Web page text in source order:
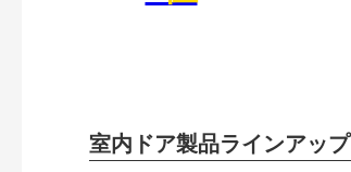
室内ドア製品ラインアップ